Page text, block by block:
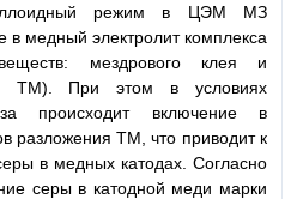
режим в ЦЭМ МЗ
в медный электролит комплекса
веществ: мездрового клея и
ТМ). При этом в условиях
происходит включение в
разложения ТМ, что приводит к
в медных катодах. Согласно
серы в катодной меди марки